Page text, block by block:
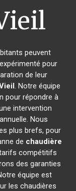
peuvent
pour
de leur
. Notre équipe
pour répondre à
intervention
Nous
plus brefs, pour
de chaudière
compétitifs
des garanties
équipe est
les chaudières